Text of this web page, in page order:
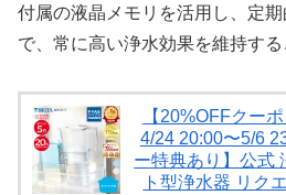
付属の液晶メモリを活用し、定
で、常に高い浄水効果を維持する
【20%OFFクー
4/24 20:00〜5/6
ー特典あり】公式
ト型浄水器 リク